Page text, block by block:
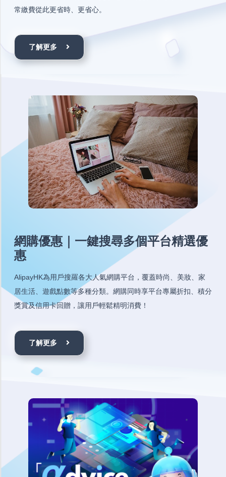
常繳費從此更省時、更省心。
了解更多
網購優惠｜一鍵搜尋多個平台精選優
惠
AlipayHK為用戶搜羅各大人氣網購平台，覆蓋時尚、美妝、家
居生活、遊戲點數等多種分類。網購同時享平台專屬折扣、積分
獎賞及信用卡回贈，讓用戶輕鬆精明消費！
了解更多